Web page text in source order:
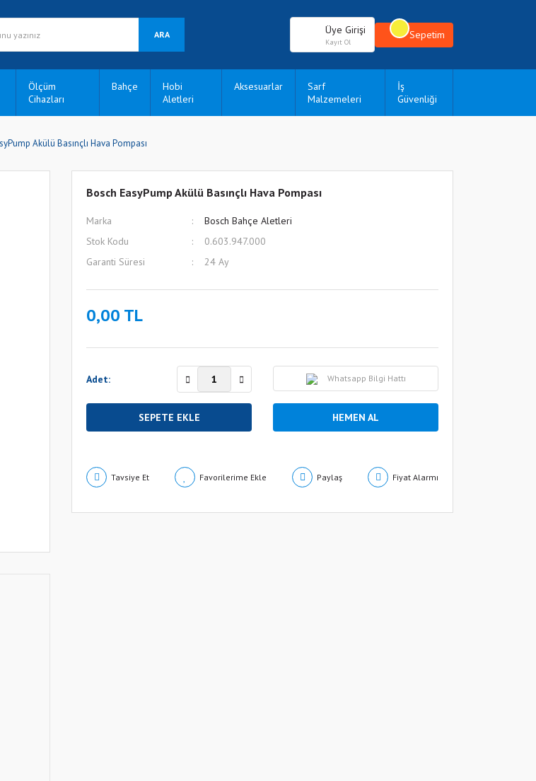
ARA Üye Girişi
Kayıt Ol
Sepetim
Ölçüm
Cihazları
Bahçe
Hobi
Aletleri
Aksesuarlar
Sarf
Malzemeleri
İş
Güvenliği
Akülü Basınçlı Hava Pompası
Bosch EasyPump Akülü Basınçlı Hava Pompası
Marka
Bosch Bahçe Aletleri
Stok Kodu
0.603.947.000
Garanti Süresi
24 Ay
0,00 TL
Adet: Whatsapp Bilgi Hattı
SEPETE EKLE HEMEN AL
Tavsiye Et Paylaş Fiyat Alarmı